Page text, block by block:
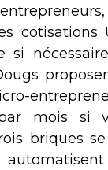
cotisations
si
mois si
briques